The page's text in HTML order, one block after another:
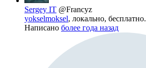
Sergey IT @Francyz
yokselmoksel, локально, бесплатно.
Написано более года назад